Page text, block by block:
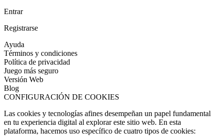
Entrar
Registrarse
Ayuda
Términos y condiciones
Política de privacidad
Juego más seguro
Versión Web
Blog
CONFIGURACIÓN DE COOKIES
Las cookies y tecnologías afines desempeñan un papel fundamental
en tu experiencia digital al explorar este sitio web. En esta
plataforma, hacemos uso específico de cuatro tipos de cookies: